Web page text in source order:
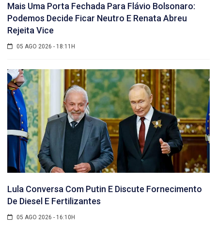
Mais Uma Porta Fechada Para Flávio Bolsonaro:
Podemos Decide Ficar Neutro E Renata Abreu
Rejeita Vice
05 AGO 2026 - 18:11H
Lula Conversa Com Putin E Discute Fornecimento
De Diesel E Fertilizantes
05 AGO 2026 - 16:10H